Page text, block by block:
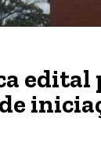
edital